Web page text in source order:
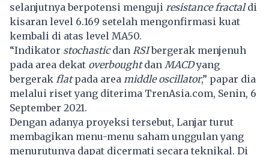
selanjutnya berpotensi menguji resistance fractaldi
kisaran level 6.169 setelah mengonfirmasi kuat
kembali di atas level MA50.
“Indikator stochasticdan RSIbergerak menjenuh
pada area dekat overboughtdan MACDyang
bergerak flatpada area middle oscillator,” papar dia
melalui riset yang diterima TrenAsia.com, Senin, 6
September 2021.
Dengan adanya proyeksi tersebut, Lanjar turut
membagikan menu-menu saham unggulan yang
menurutunya dapat dicermati secara teknikal. Di